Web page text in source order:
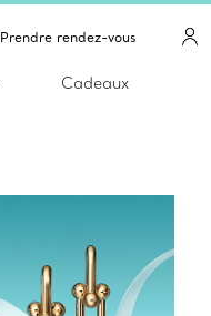
Prendre rendez-vous
Cadeaux